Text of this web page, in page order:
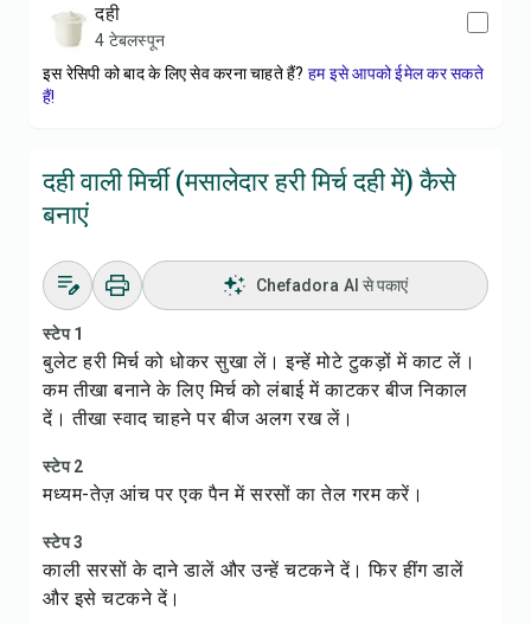
दही
4 टेबलस्पून
इस रेसिपी को बाद के लिए सेव करना चाहते हैं? हम इसे आपको ईमेल कर सकते
हैं!
दही वाली मिर्ची (मसालेदार हरी मिर्च दही में) कैसे
बनाएं
Chefadora AI से पकाएं
स्टेप 1
बुलेट हरी मिर्च को धोकर सुखा लें। इन्हें मोटे टुकड़ों में काट लें।
कम तीखा बनाने के लिए मिर्च को लंबाई में काटकर बीज निकाल
दें। तीखा स्वाद चाहने पर बीज अलग रख लें।
स्टेप 2
मध्यम-तेज़ आंच पर एक पैन में सरसों का तेल गरम करें।
स्टेप 3
काली सरसों के दाने डालें और उन्हें चटकने दें। फिर हींग डालें
और इसे चटकने दें।